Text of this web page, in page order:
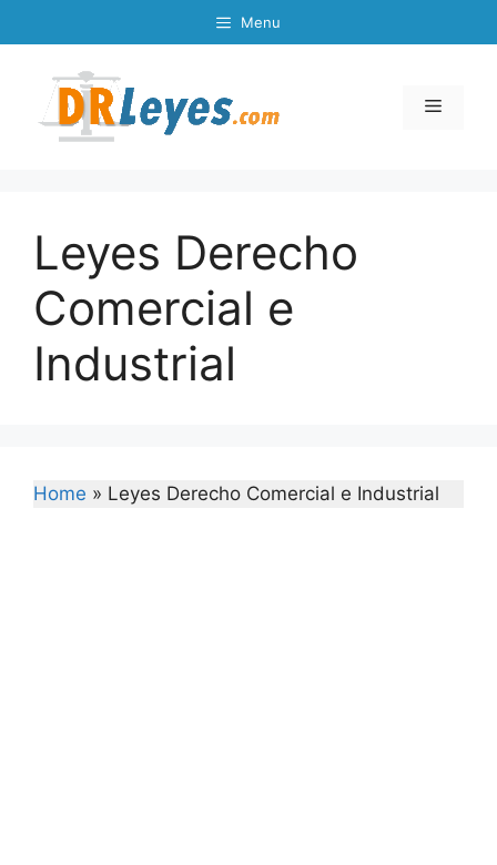
to
Menu
Menu
Leyes Derecho
Comercial e
Industrial
Home » Leyes Derecho Comercial e Industrial